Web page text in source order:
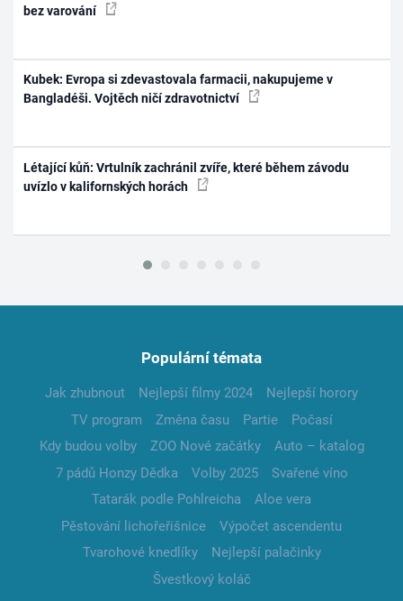
bez varování
Kubek: Evropa si zdevastovala farmacii, nakupujeme v
Bangladéši. Vojtěch ničí zdravotnictví
Létající kůň: Vrtulník zachránil zvíře, které během závodu
uvízlo v kalifornských horách
Populární témata
Jak zhubnout Nejlepší filmy 2024
Nejlepší horory
TV program
Změna času Partie
Počasí
Kdy budou volby
ZOO Nové začátky
Auto – katalog
7 pádů Honzy Dědka
Volby 2025
Svařené víno
Tatarák podle Pohlreicha
Aloe vera
Pěstování lichořeřišnice
Výpočet ascendentu
Tvarohové knedlíky
Nejlepší palačinky
Švestkový koláč